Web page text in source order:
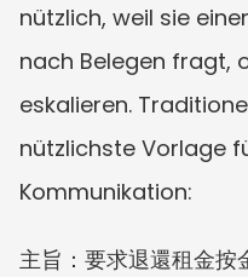
nützlich, weil sie
nach Belegen fragt,
eskalieren.
nützlichste Vorlage
Kommunikation:
主旨：要求退還租金按